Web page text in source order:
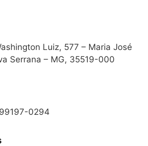
Luiz, 577 – Maria José
Serrana – MG, 35519-000
0294